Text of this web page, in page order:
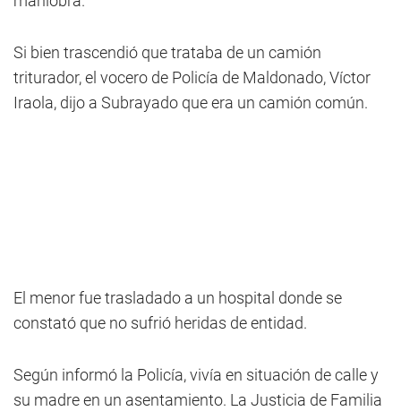
Si bien trascendió que trataba de un camión
triturador, el vocero de Policía de Maldonado, Víctor
Iraola, dijo a Subrayado que era un camión común.
El menor fue trasladado a un hospital donde se
constató que no sufrió heridas de entidad.
Según informó la Policía, vivía en situación de calle y
su madre en un asentamiento. La Justicia de Familia